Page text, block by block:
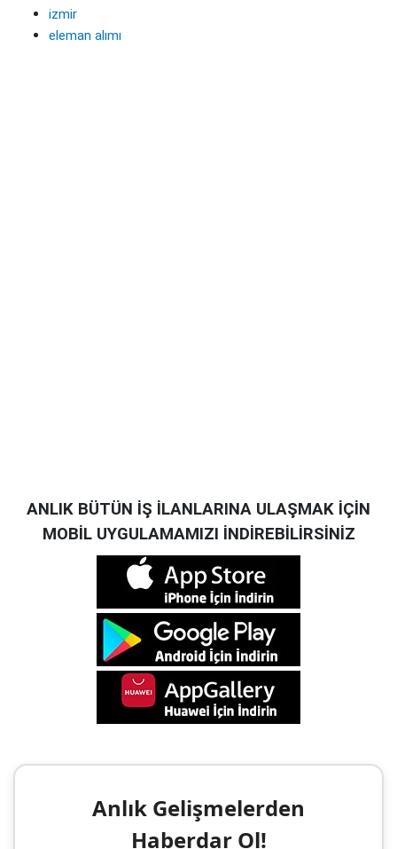
izmir
eleman alımı
ANLIK BÜTÜN İŞ İLANLARINA ULAŞMAK İÇİN
MOBİL UYGULAMAMIZI İNDİREBİLİRSİNİZ
Anlık Gelişmelerden
Haberdar Ol!